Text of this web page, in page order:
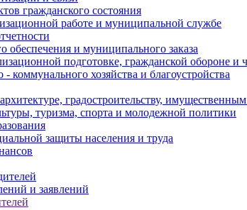
гражданского состояния
работе и муниципальной службе
обеспечения и муниципального заказа
подготовке, гражданской обороне и
коммунального хозяйства и благоустройства
градостроительству,
туризма, спорта и молодежной политики
защиты населения и труда
и заявлений